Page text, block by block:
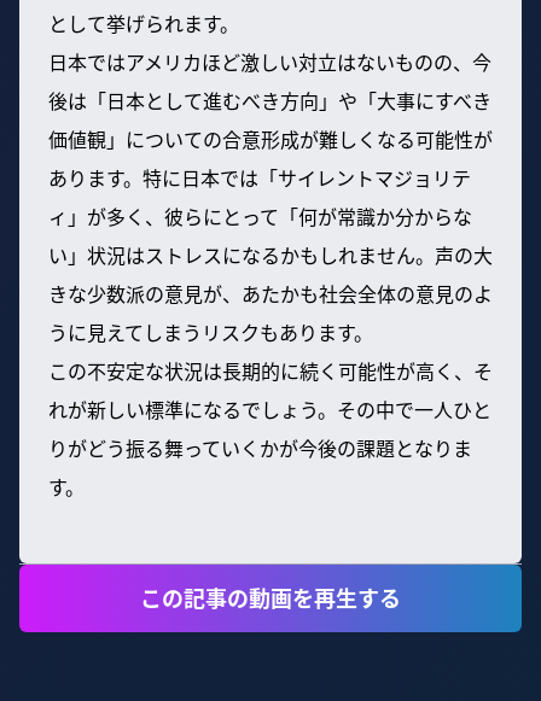
として挙げられます。
日本ではアメリカほど激しい対立はないものの、今
後は「日本として進むべき方向」や「大事にすべき
価値観」についての合意形成が難しくなる可能性が
あります。特に日本では「サイレントマジョリテ
ィ」が多く、彼らにとって「何が常識か分からな
い」状況はストレスになるかもしれません。声の大
きな少数派の意見が、あたかも社会全体の意見のよ
うに見えてしまうリスクもあります。
この不安定な状況は長期的に続く可能性が高く、そ
れが新しい標準になるでしょう。その中で一人ひと
りがどう振る舞っていくかが今後の課題となりま
す。
この記事の動画を再生する